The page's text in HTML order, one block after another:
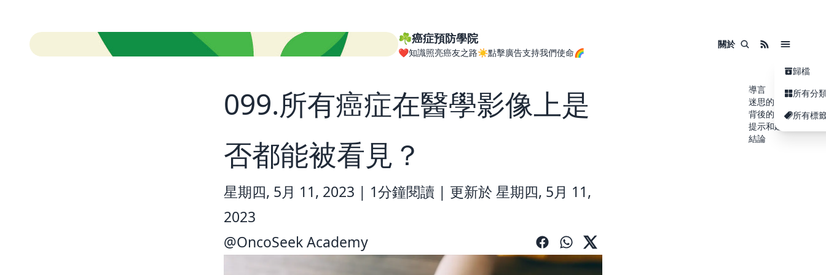
☘️癌症預防學院
❤️知識照亮癌友之路☀️點擊廣告支持我們使命🌈
關於
歸檔
所有分
所有標
099.所有癌症在醫學影像上是
否都能被看見？
星期四, 5月 11, 2023 | 1分鐘閱讀 | 更新於 星期四, 5月 11,
2023
@OncoSeek Academy
導言
迷思的起源
背後的真相
提示和建議
結論